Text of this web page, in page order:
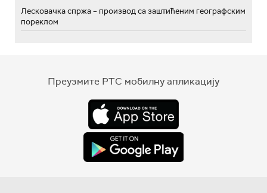
Лесковачка спржа – производ са заштићеним географским
пореклом
Преузмите РТС мобилну апликацију